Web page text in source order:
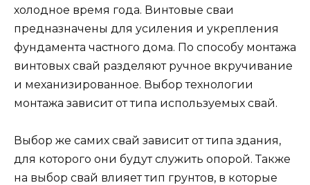
холодное время года. Винтовые сваи
предназначены для усиления и укрепления
фундамента частного дома. По способу монтажа
винтовых свай разделяют ручное вкручивание
и механизированное. Выбор технологии
монтажа зависит от типа используемых свай.
Выбор же самих свай зависит от типа здания,
для которого они будут служить опорой. Также
на выбор свай влияет тип грунтов, в которые